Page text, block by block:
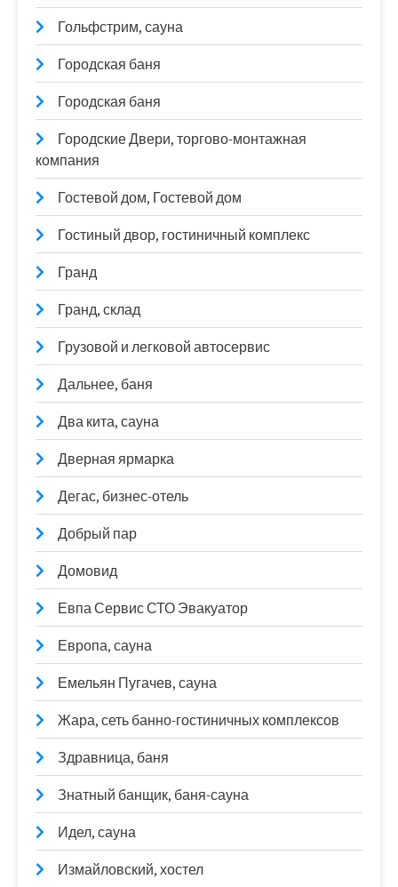
Гольфстрим, сауна
Городская баня
Городская баня
Городские Двери, торгово-монтажная
компания
Гостевой дом, Гостевой дом
Гостиный двор, гостиничный комплекс
Гранд
Гранд, склад
Грузовой и легковой автосервис
Дальнее, баня
Два кита, сауна
Дверная ярмарка
Дегас, бизнес-отель
Добрый пар
Домовид
Евпа Сервис СТО Эвакуатор
Европа, сауна
Емельян Пугачев, сауна
Жара, сеть банно-гостиничных комплексов
Здравница, баня
Знатный банщик, баня-сауна
Идел, сауна
Измайловский, хостел